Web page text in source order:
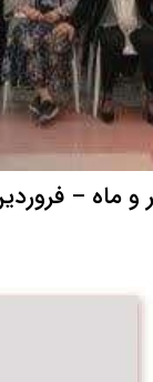
– فروردین